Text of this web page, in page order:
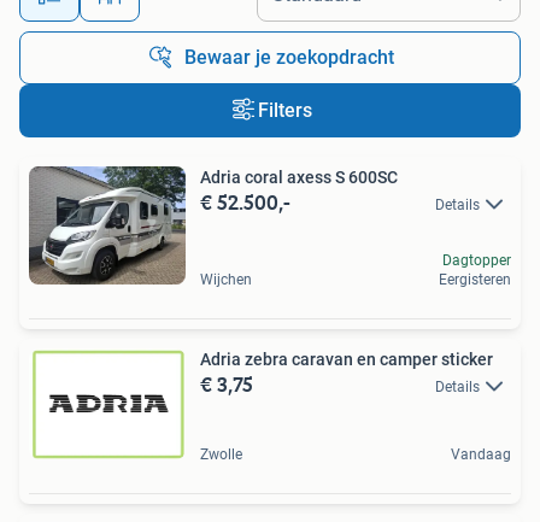
Bewaar je zoekopdracht
Filters
Adria coral axess S 600SC
€ 52.500,- Details
Wijchen
Dagtopper
Eergisteren
Adria zebra caravan en camper sticker
€ 3,75 Details
Zwolle Vandaag